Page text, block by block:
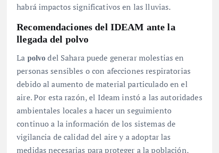
habrá impactos significativos en las lluvias.
Recomendaciones del IDEAM ante la
llegada del polvo
La polvo del Sahara puede generar molestias en
personas sensibles o con afecciones respiratorias
debido al aumento de material particulado en el
aire. Por esta razón, el Ideam instó a las autoridades
ambientales locales a hacer un seguimiento
continuo a la información de los sistemas de
vigilancia de calidad del aire y a adoptar las
medidas necesarias para proteger a la población.